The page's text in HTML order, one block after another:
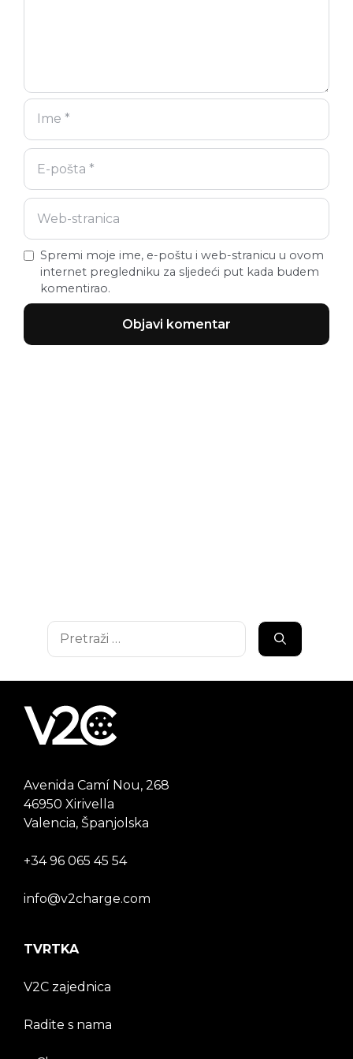
Spremi moje ime, e-poštu i web-stranicu u ovom
internet pregledniku za sljedeći put kada budem
komentirao.
Pretraži:
Avenida Camí Nou, 268
46950 Xirivella
Valencia, Španjolska
+34 96 065 45 54
info@v2charge.com
TVRTKA
V2C zajednica
Radite s nama